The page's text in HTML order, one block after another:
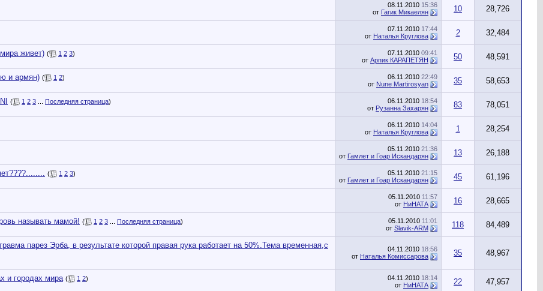
08.11.2010 15:36
от Гагик Микаелян 10 28,726
07.11.2010 17:44
от Наталья Круглова 2 32,484
живет) ( 1 2 3)
07.11.2010 09:41
от Арпик КАРАПЕТЯН 50 48,591
и армян) ( 1 2)
06.11.2010 22:49
от Nune Martirosyan 35 58,653
( 1 2 3 Последняя страница)
06.11.2010 18:54
от Рузанна Захарян 83 78,051
06.11.2010 14:04
от Наталья Круглова 1 28,254
05.11.2010 21:36
от Гамлет и Гоар Искандарян 13 26,188
( 1 2 3)
05.11.2010 21:15
от Гамлет и Гоар Искандарян 45 61,196
05.11.2010 11:57
от НиНАТА 16 28,665
называть мамой! ( 1 2 3 Последняя страница)
05.11.2010 11:01
от Slavik-ARM 118 84,489
парез Эрба, в результате которой правая рука работает на 50%.Тема временная,с
04.11.2010 18:56
от Наталья Комиссарова 35 48,967
и городах мира ( 1 2)
04.11.2010 18:14
от НиНАТА 22 47,957